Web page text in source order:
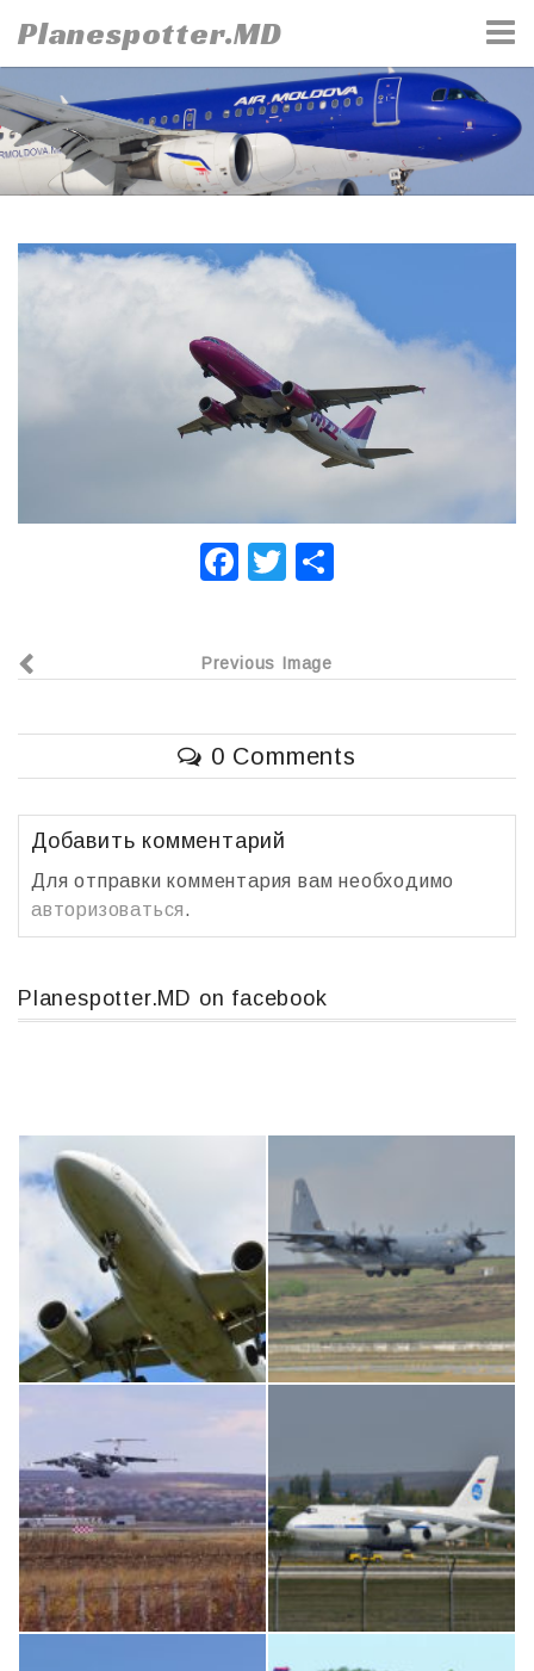
to
content
Planespotter.MD
F
e
o
o
k
T
er р
в
и
т
ь
Previous Image
0 Comments
Добавить комментарий
Для отправки комментария вам необходимо
авторизоваться.
Planespotter.MD on facebook
Airbus A319-114 D-AILN, Lufthansa, Франкфурт-Кишинев, 24/06/18